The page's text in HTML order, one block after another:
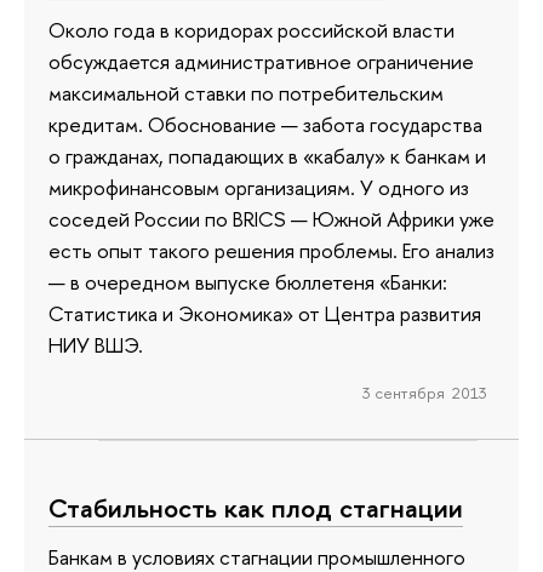
Около года в коридорах российской власти
обсуждается административное ограничение
максимальной ставки по потребительским
кредитам. Обоснование — забота государства
о гражданах, попадающих в «кабалу» к банкам и
микрофинансовым организациям. У одного из
соседей России по BRICS — Южной Африки уже
есть опыт такого решения проблемы. Его анализ
— в очередном выпуске бюллетеня «Банки:
Статистика и Экономика» от Центра развития
НИУ ВШЭ.
3 сентября 2013
Стабильность как плод стагнации
Банкам в условиях стагнации промышленного